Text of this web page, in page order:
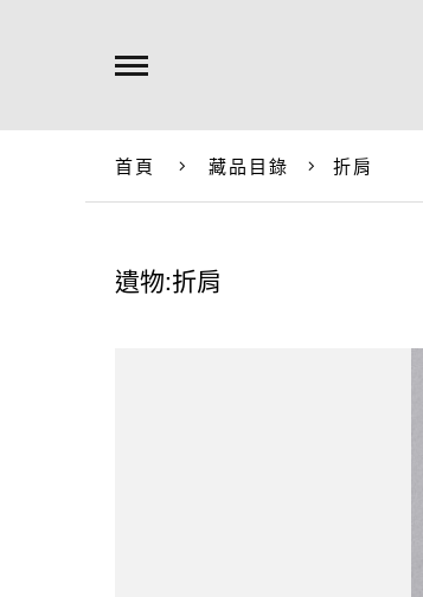
首頁 藏品目錄 折肩
遺物:折肩